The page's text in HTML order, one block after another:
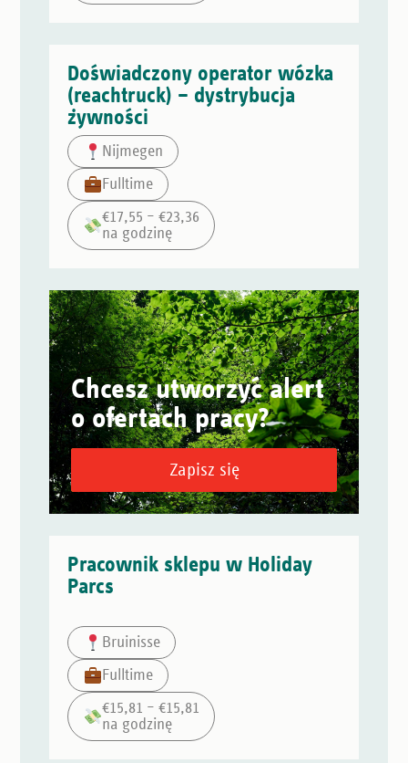
Doświadczony operator wózka
(reachtruck) – dystrybucja
żywności
Nijmegen
Fulltime
€17,55 – €23,36
na godzinę
Chcesz utworzyć alert
o ofertach pracy?
Zapisz się
Pracownik sklepu w Holiday
Parcs
Bruinisse
Fulltime
€15,81 – €15,81
na godzinę